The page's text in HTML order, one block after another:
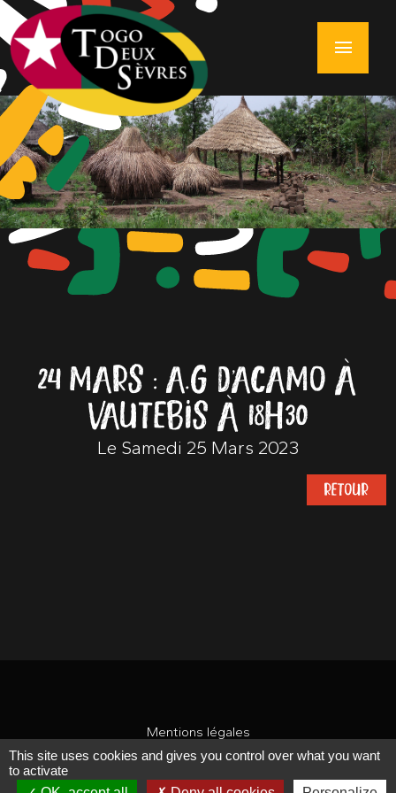
menu
24 MARS : A.G D’ACAMO À
VAUTEBIS À 18H30
Le Samedi 25 Mars 2023
RETOUR
Mentions légales
CONCEPTION : TABULARASA
This site uses cookies and gives you control over what you want
to activate